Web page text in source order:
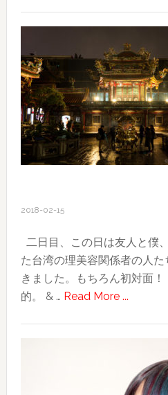
2018-02-15
二日目、この日は友人と僕
た台湾の理美容関係者の人
きました。もちろん初対面
的。 & … Read More ...about
行